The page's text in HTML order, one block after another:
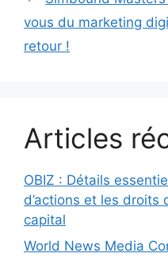
vous du marketing
retour !
Articles
OBIZ : Détails
d’actions et les
capital
World News Media